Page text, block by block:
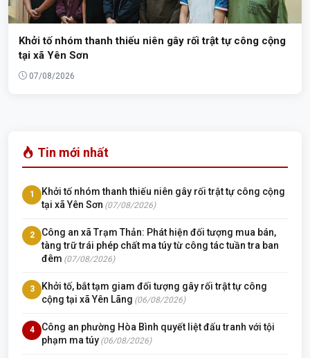
Khởi tố nhóm thanh thiếu niên gây rối trật tự công cộng
tại xã Yên Sơn
07/08/2026
Tin mới nhất
1
Khởi tố nhóm thanh thiếu niên gây rối trật tự công cộng
tại xã Yên Sơn (07/08/2026)
2
Công an xã Trạm Thản: Phát hiện đối tượng mua bán,
tàng trữ trái phép chất ma túy từ công tác tuần tra ban
đêm (07/08/2026)
3
Khởi tố, bắt tạm giam đối tượng gây rối trật tự công
cộng tại xã Yên Lãng (06/08/2026)
4
Công an phường Hòa Bình quyết liệt đấu tranh với tội
phạm ma túy (06/08/2026)